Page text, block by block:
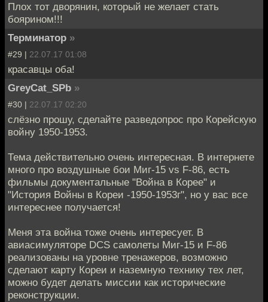
Плох тот дворянин, который не желает стать
боярином!!!
Терминатор »
#29 | 22.07.17 01:08
красавцы оба!
GreyCat_SPb »
#30 | 22.07.17 02:20
слёзно прошу, сделайте разведопрос про Корейскую
войну 1950-1953.
Тема действительно очень интересная. В интернете
много про воздушные бои Миг-15 vs F-86, есть
фильмы документальные "Война в Корее" и
"История Войны в Кореи -1950-1953г", но у вас все
интереснее получается!
Меня эта война тоже очень интересует. В
авиасимуляторе DCS самолеты Миг-15 и F-86
реализованы на уровне тренажеров, возможно
сделают карту Кореи и наземную технику тех лет,
можно будет делать миссии как исторические
реконструкции.